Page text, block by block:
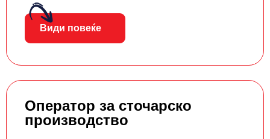
Види повеќе
Оператор за сточарско
производство